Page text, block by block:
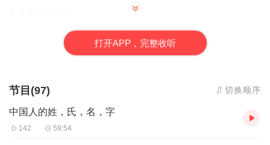
适合谁听:新生儿家庭，创业者，老板
主播的话:
好名字不能定成败，但是可以益终身！
打开APP，完整收听
节目(97) 切换顺序
中国人的姓，氏，名，字
142 59:54